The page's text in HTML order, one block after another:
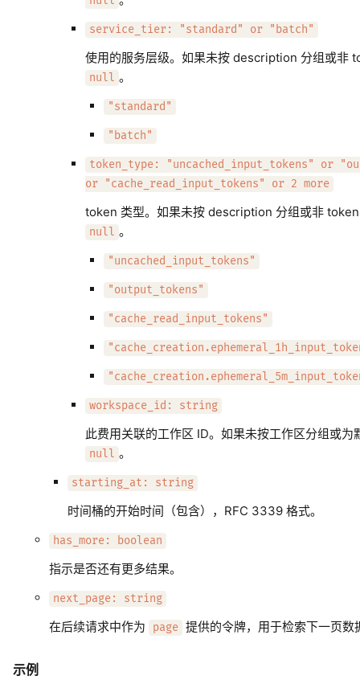
service_tier: "standard" or "batch"
使用的服务层级。如果未按 description 分组或非
null 。
"standard"
"batch"
token_type: "uncached_input_tokens" or
or "cache_read_input_tokens" or 2 more
token 类型。如果未按 description 分组或非
null 。
"uncached_input_tokens"
"output_tokens"
"cache_read_input_tokens"
workspace_id: string
此费用关联的工作区 ID。如果未按工作区分组或为
null 。
starting_at: string
时间桶的开始时间（包含），RFC 3339 格式。
has_more: boolean
指示是否还有更多结果。
next_page: string
在后续请求中作为 page 提供的令牌，用于检索下一页数
示例